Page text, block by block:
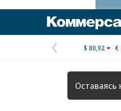
Предыдущая
страница
$ 80,92 €
Оставаясь